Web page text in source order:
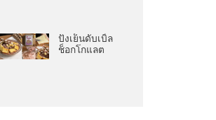
ปังเย็นดับเบิ้ล
ช็อกโกแลต